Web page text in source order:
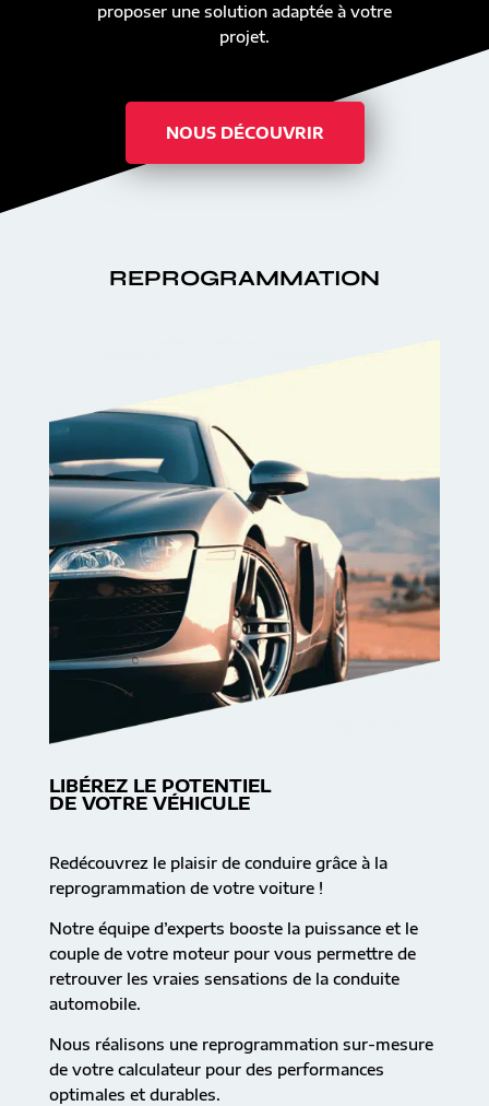
proposer une solution adaptée à votre
projet.
NOUS DÉCOUVRIR
REPROGRAMMATION
LIBÉREZ LE POTENTIEL
DE VOTRE VÉHICULE
Redécouvrez le plaisir de conduire grâce à la
reprogrammation de votre voiture !
Notre équipe d’experts booste la puissance et le
couple de votre moteur pour vous permettre de
retrouver les vraies sensations de la conduite
automobile.
Nous réalisons une reprogrammation sur-mesure
de votre calculateur pour des performances
optimales et durables.